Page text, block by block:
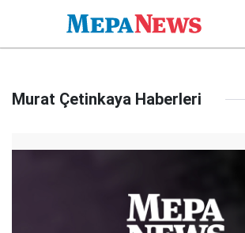
Murat Çetinkaya Haberleri